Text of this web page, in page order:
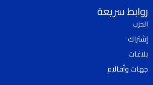
b
o
o
k
a
روابط سريعة
الحزب
إشتراك
بلاغات
جهات وأقاليم